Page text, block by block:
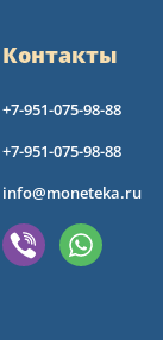
Контакты
+7-951-075-98-88
+7-951-075-98-88
info@moneteka.ru